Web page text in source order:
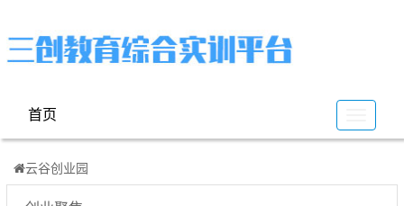
谷
首页
云谷创业园